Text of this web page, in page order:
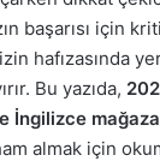
başarısı için
hafızasında
Bu yazıda,
İngilizce
almak için